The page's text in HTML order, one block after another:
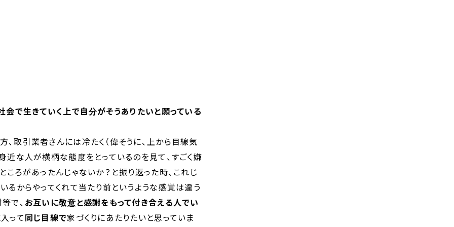
会で生きていく上で自分がそうありたいと願っている
取引業者さんには冷たく（偉そうに、上から目線気
近な人が横柄な態度をとっているのを見て、すごく嫌
ろがあったんじゃないか？と振り返った時、これじ
るからやってくれて当たり前というような感覚は違う
で、 お互いに敬意と感謝をもって付き合える人でい
って 同じ目線で家づくりにあたりたいと思っていま